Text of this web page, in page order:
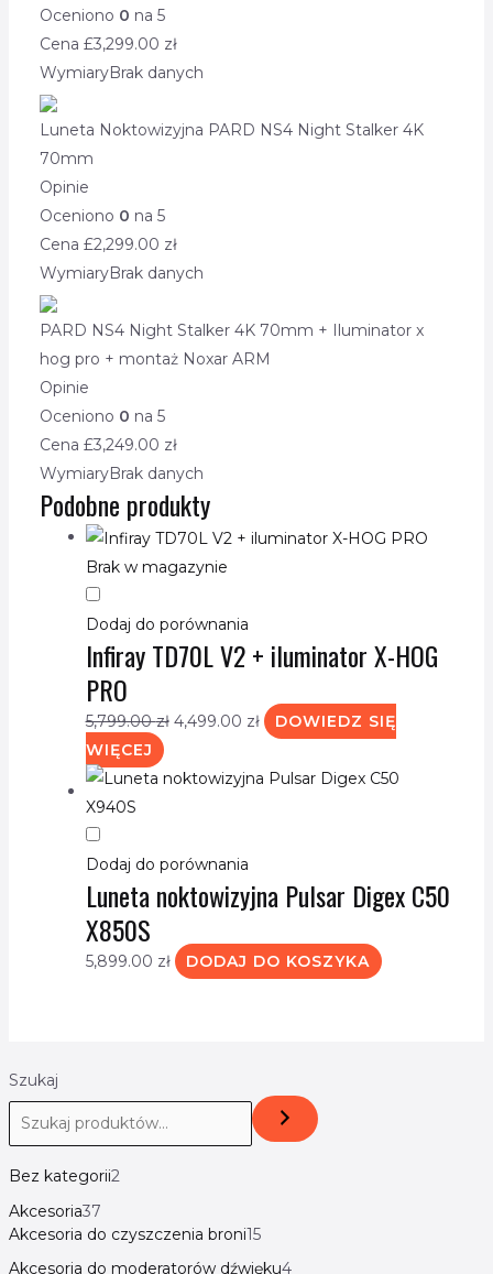
Szukaj
Bez kategorii2
Akcesoria37
Akcesoria do czyszczenia broni15
Akcesoria do moderatorów dźwięku4
Oceniono 0 na 5
Cena £3,299.00 zł
WymiaryBrak danych
Luneta Noktowizyjna PARD NS4 Night Stalker 4K
70mm
Opinie
Oceniono 0 na 5
Cena £2,299.00 zł
WymiaryBrak danych
PARD NS4 Night Stalker 4K 70mm + Iluminator x
hog pro + montaż Noxar ARM
Opinie
Oceniono 0 na 5
Cena £3,249.00 zł
WymiaryBrak danych
Podobne produkty
Brak w magazynie
Dodaj do porównania
Infiray TD70L V2 + iluminator X-HOG
PRO
5,799.00zł 4,499.00 zł
DOWIEDZ SIĘ
WIĘCEJ
Dodaj do porównania
Luneta noktowizyjna Pulsar Digex C50
X850S
5,899.00 zł DODAJ DO KOSZYKA